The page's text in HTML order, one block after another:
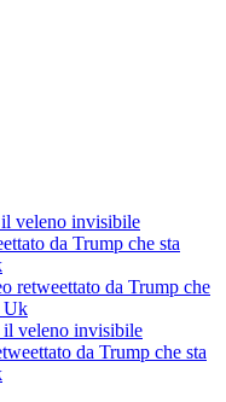
veleno invisibile
da Trump che sta
retweettato da Trump che
Uk
veleno invisibile
da Trump che sta